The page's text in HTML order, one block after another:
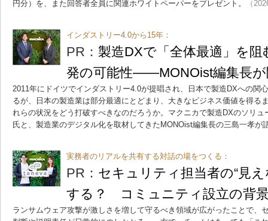
円分）を、また回答者全員に関連ホワイトペーパーをプレゼント。
（
インダストリー4.0から15年：
PR： 製造DXで「全体最適」を
発の可能性――MONOist編集長
2011年にドイツでインダストリー4.0が提唱され、日本で製造DXへの関
るが、日本の製造業は部分最適にとどまり、大きなビジネス価値を得る
れらの状況をどう打破すべきなのだろうか。マクニカで製造DXのソリ
氏と、製造業のデジタル化を取材してきたMONOist編集長の三島一孝が
実務者のリアルを共有する対話の場をつくる：
PR： セキュリティ担当者の“見
する？ コミュニティ設立の背
ランサムウェア攻撃が激しさを増して守るべき領域が広がったことで、